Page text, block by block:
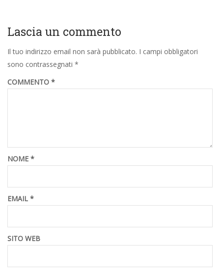
Lascia un commento
Il tuo indirizzo email non sarà pubblicato. I campi obbligatori
sono contrassegnati *
COMMENTO *
NOME *
EMAIL *
SITO WEB